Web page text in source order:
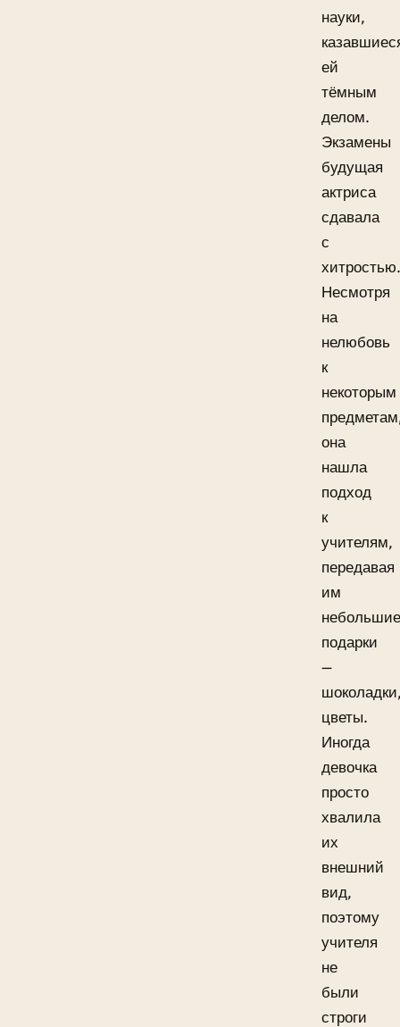
науки,
ей
тёмным
делом.
Экзамены
будущая
актриса
сдавала
с
хитростью.
Несмотря
на
нелюбовь
к
некоторым
она
нашла
подход
к
учителям,
передавая
им
небольшие
подарки
—
цветы.
Иногда
девочка
просто
хвалила
их
внешний
вид,
поэтому
учителя
не
были
строги